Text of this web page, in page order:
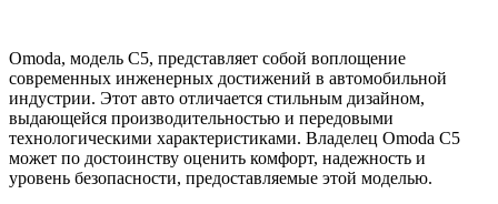
Omoda, модель C5, представляет собой воплощение
современных инженерных достижений в автомобильной
индустрии. Этот авто отличается стильным дизайном,
выдающейся производительностью и передовыми
технологическими характеристиками. Владелец Omoda C5
может по достоинству оценить комфорт, надежность и
уровень безопасности, предоставляемые этой моделью.